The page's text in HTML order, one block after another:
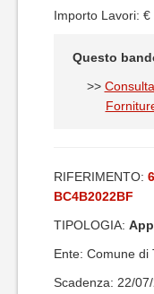
Importo Lavori:
Questo
>>
RIFERIMENTO:
BC4B2022BF
TIPOLOGIA:
Ente: Comune di
Scadenza: 22/